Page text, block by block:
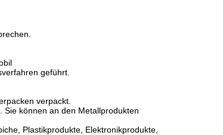
geführt.
verpackt.
können an den Metallprodukten
Plastikprodukte, Elektronikprodukte,